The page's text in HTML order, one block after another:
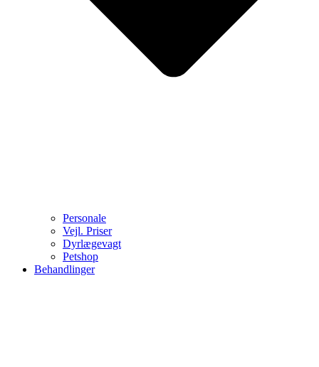
Personale
Vejl. Priser
Dyrlægevagt
Petshop
Behandlinger